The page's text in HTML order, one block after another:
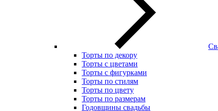
Торты по декору
Торты с цветами
Торты с фигурками
Торты по стилям
Торты по цвету
Торты по размерам
Годовщины свадьбы